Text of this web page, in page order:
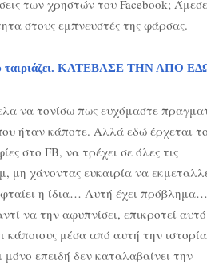
των χρηστών του Facebook;
στους εμπνευστές της φάρσας.
ταιριάζει. ΚΑΤΕΒΑΣΕ ΤΗΝ ΑΠΟ
να τονίσω πως ευχόμαστε
ήταν κάποτε. Αλλά εδώ έρχεται
στο FB, να τρέχει σε όλες τις
μη χάνοντας ευκαιρία να
η ίδια… Αυτή έχει πρόβλημα…
να την αφυπνίσει, επικροτεί
κάποιους μέσα από αυτή την
επειδή δεν καταλαβαίνει την